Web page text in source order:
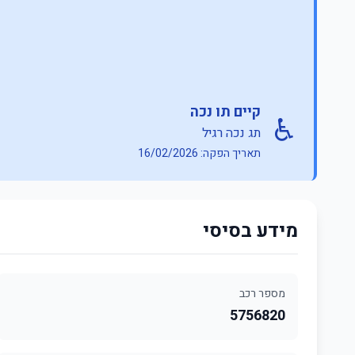
♿ קיים תו נכה
תג נכה רגיל
תאריך הפקה: 16/02/2026
מידע בסיסי
מספר רכב
5756820